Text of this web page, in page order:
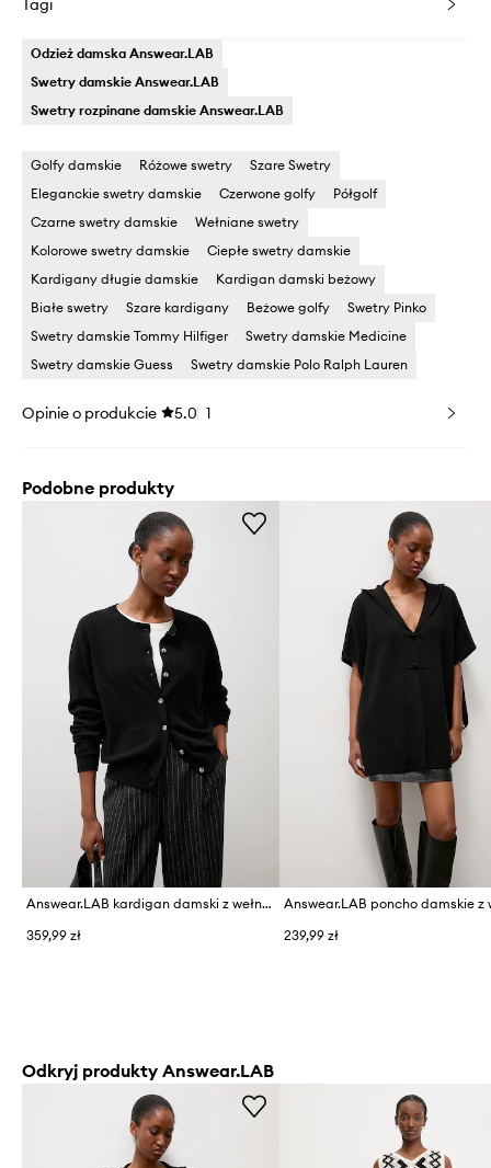
Tagi
Odzież damska Answear.LAB
Swetry damskie Answear.LAB
Swetry rozpinane damskie Answear.LAB
Golfy damskie Różowe swetry
Szare Swetry
Eleganckie swetry damskie
Czerwone golfy
Półgolf
Czarne swetry damskie
Wełniane swetry
Kolorowe swetry damskie
Ciepłe swetry damskie
Kardigany długie damskie
Kardigan damski beżowy
Białe swetry
Szare kardigany Beżowe golfy
Swetry Pinko
Swetry damskie Tommy Hilfiger
Swetry damskie Medicine
Swetry damskie Guess
Swetry damskie Polo Ralph Lauren
Opinie o produkcie 5.0 1
Podobne produkty
Answear.LAB kardigan damski z wełny merino
359,99 zł
239,99 zł
Odkryj produkty Answear.LAB